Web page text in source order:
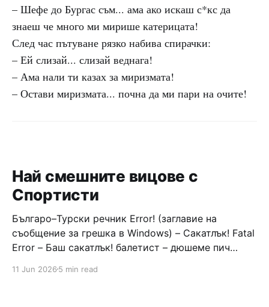
– Шефе до Бургас съм... ама ако искаш с*кс да
знаеш че много ми мирише катерицата!
След час пътуване рязко набива спирачки:
– Ей слизай... слизай веднага!
– Ама нали ти казах за миризмата!
– Остави миризмата... почна да ми пари на очите!
Най смешните вицове с
Спортисти
Българо–Турски речник Error! (заглавие на
съобщение за грешка в Windows) – Сакатлък! Fatal
Error – Баш сакатлък! балетист – дюшеме пич
Война и мир – Патаклама и рахатлък Cancel –
11 Jun 2026 5 min read